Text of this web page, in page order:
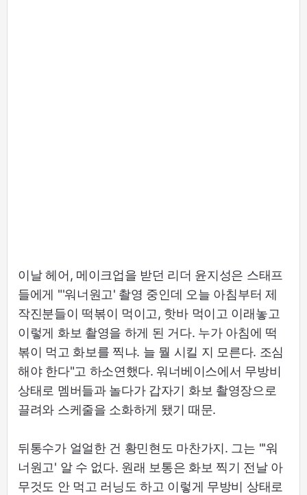
이날 헤어, 메이크업을 받던 리더 윤지성은 스태프
들에게 "'워너원고' 촬영 중인데 오늘 아침부터 제
작진분들이 떡볶이 먹이고, 핫바 먹이고 이래놓고
이렇게 화보 촬영을 하게 된 거다. 누가 아침에 떡
볶이 먹고 화보를 찍냐. 늘 뭘 시킬 지 모른다. 조심
해야 한다"고 하소연했다. 워너베이스에서 무방비
상태로 멤버들과 놀다가 갑자기 화보 촬영장으로
끌려와 스케줄을 소화하게 됐기 때문.
뒤통수가 얼얼한 건 황민현도 마찬가지. 그는 "'워
너원고' 알 수 없다. 원래 보통은 화보 찍기 전날 아
무것도 안 먹고 러닝도 하고 이렇게 무방비 상태로